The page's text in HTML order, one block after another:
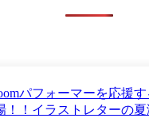
パフォーマーを応援
！！イラストレターの